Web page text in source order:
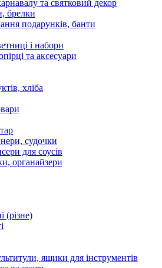
та святковий декор
брелки
подарунків, банти
і набори
та аксесуари
хліба
судочки
для соусів
органайзери
(різне)
ящики для інструментів